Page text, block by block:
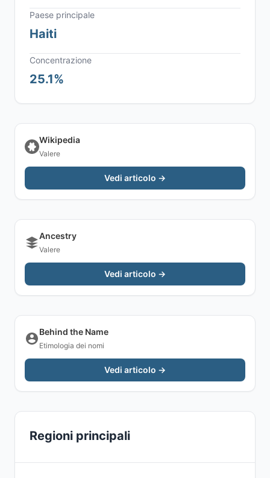
Paese principale
Haiti
Concentrazione
25.1%
Wikipedia
Valere
Vedi articolo →
Ancestry
Valere
Vedi articolo →
Behind the Name
Etimologia dei nomi
Vedi articolo →
Regioni principali